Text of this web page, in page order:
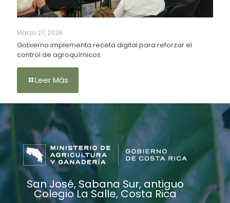
Marzo 27, 2026
Gobierno implementa receta digital para reforzar el
control de agroquímicos
Leer Más
San José, Sabana Sur, antiguo
Colegio La Salle, Costa Rica